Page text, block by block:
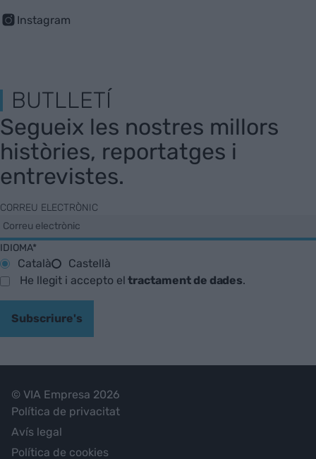
Instagram
BUTLLETÍ
Segueix les nostres millors
històries, reportatges i
entrevistes.
CORREU ELECTRÒNIC
IDIOMA*
Català
Castellà
He llegit i accepto eltractament de dades.
Subscriure's
© VIA Empresa 2026
Política de privacitat
Avís legal
Política de cookies